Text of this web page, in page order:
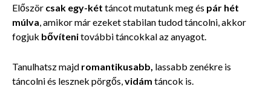
Először csak egy-két táncot mutatunk meg és pár hét
múlva , amikor már ezeket stabilan tudod táncolni, akkor
fogjuk bővítenitovábbi táncokkal az anyagot.
Tanulhatsz majd romantikusabb, lassabb zenékre is
táncolni és lesznek pörgős, vidám táncok is.